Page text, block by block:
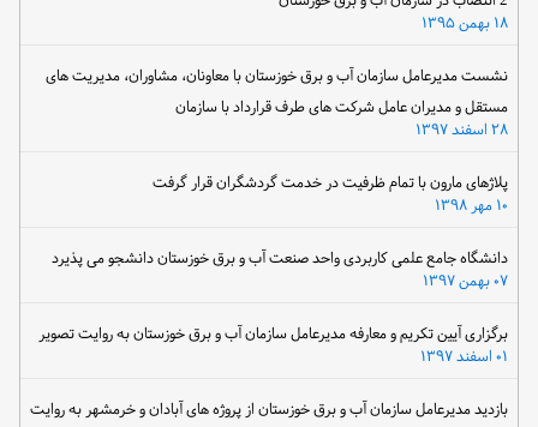
۱۸ بهمن ۱۳۹۵
نشست مدیرعامل سازمان آب و برق خوزستان با معاونان، مشاوران، مدیریت های
مستقل و مدیران عامل شرکت های طرف قرارداد با سازمان
۲۸ اسفند ۱۳۹۷
پلاژهای مارون با تمام ظرفیت در خدمت گردشگران قرار گرفت
دانشگاه جامع علمی کاربردی واحد صنعت آب و برق خوزستان دانشجو می پذیرد
۰۷ بهمن ۱۳۹۷
برگزاری آیین تکریم و معارفه مدیرعامل سازمان آب و برق خوزستان به روایت تصویر
بازدید مدیرعامل سازمان آب و برق خوزستان از پروژه های آبادان و خرمشهر به روایت